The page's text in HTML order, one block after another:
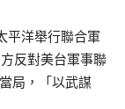
平洋舉行聯合軍
反對美台軍事聯
局，「以武謀